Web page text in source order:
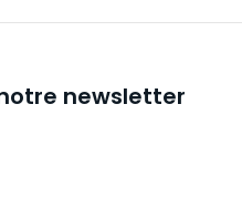
newsletter